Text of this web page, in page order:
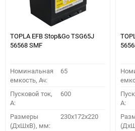
TOPLA EFB Stop&Go TSG65J
56568 SMF
Номинальная
емкость, Ач:
65
Пусковой ток,
A:
600
Размеры
(ДхШхВ), мм:
230x172x220
A: